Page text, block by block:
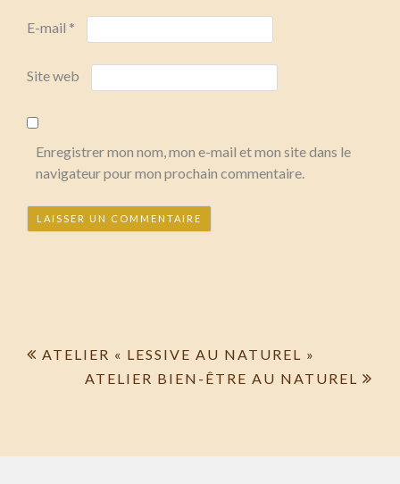
E-mail *
Site web
Enregistrer mon nom, mon e-mail et mon site dans le
navigateur pour mon prochain commentaire.
Navigation
ATELIER « LESSIVE AU NATUREL »
ATELIER BIEN-ÊTRE AU NATUREL